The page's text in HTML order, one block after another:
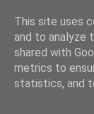
This site uses
and to analyze
shared with
metrics to
statistics, and